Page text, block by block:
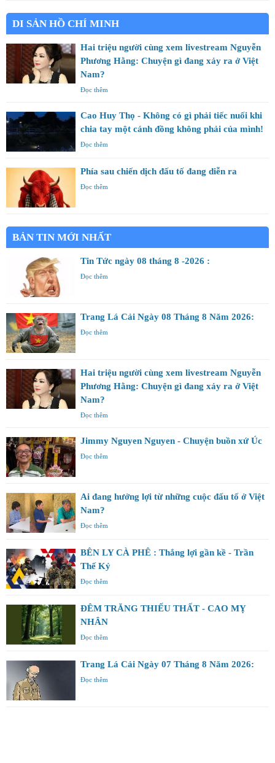
DI SẢN HỒ CHÍ MINH
Hai triệu người cùng xem livestream Nguyễn
Phương Hằng: Chuyện gì đang xảy ra ở Việt
Nam?
Đọc thêm
Cao Huy Thọ - Không có gì phải tiếc nuối khi
chia tay một cánh đồng không phải của mình!
Đọc thêm
Phía sau chiến dịch đấu tố đang diễn ra
Đọc thêm
BẢN TIN MỚI NHẤT
Tin Tức ngày 08 tháng 8 -2026 :
Đọc thêm
Trang Lá Cải Ngày 08 Tháng 8 Năm 2026:
Đọc thêm
Hai triệu người cùng xem livestream Nguyễn
Phương Hằng: Chuyện gì đang xảy ra ở Việt
Nam?
Đọc thêm
Jimmy Nguyen Nguyen - Chuyện buồn xứ Úc
Đọc thêm
Ai đang hưởng lợi từ những cuộc đấu tố ở Việt
Nam?
Đọc thêm
BÊN LY CÀ PHÊ : Thắng lợi gần kề - Trần
Thế Kỷ
Đọc thêm
ĐÊM TRĂNG THIẾU THẤT - CAO MỴ
NHÂN
Đọc thêm
Trang Lá Cải Ngày 07 Tháng 8 Năm 2026:
Đọc thêm